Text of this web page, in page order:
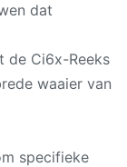
dat
de Ci6x-Reeks
waaier van
specifieke